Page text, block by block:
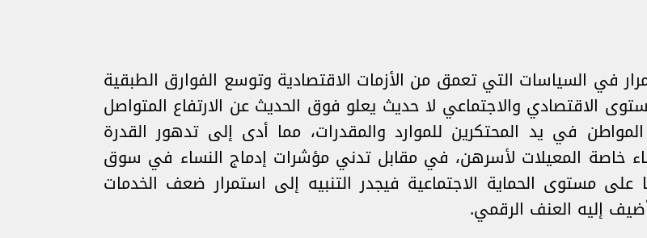
في السياسات التي تعمق من الأزمات الاقتصادية وتوسع الفوارق الطبقية
الاقتصادي والاجتماعي لا حديث يعلو فوق الحديث عن الارتفاع المتواصل
في يد المحتكرين للموارد والمقدرات، مما أدى إلى تدهور القدرة
خاصة المعيلات لأسرهن، في مقابل تدني مؤشرات إدماج النساء في سوق
مستوى الحماية الاجتماعية فيجدر التنبيه إلى استمرار ضعف الخدمات
إليه العنف الرقمي.